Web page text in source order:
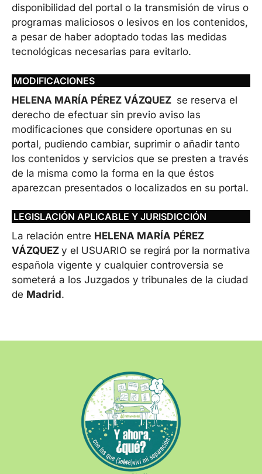
disponibilidad del portal o la transmisión de virus o
programas maliciosos o lesivos en los contenidos,
a pesar de haber adoptado todas las medidas
tecnológicas necesarias para evitarlo.
MODIFICACIONES
HELENA MARÍA PÉREZ VÁZQUEZ se reserva el
derecho de efectuar sin previo aviso las
modificaciones que considere oportunas en su
portal, pudiendo cambiar, suprimir o añadir tanto
los contenidos y servicios que se presten a través
de la misma como la forma en la que éstos
aparezcan presentados o localizados en su portal.
LEGISLACIÓN APLICABLE Y JURISDICCIÓN
La relación entre HELENA MARÍA PÉREZ
VÁZQUEZ y el USUARIO se regirá por la normativa
española vigente y cualquier controversia se
someterá a los Juzgados y tribunales de la ciudad
de Madrid.